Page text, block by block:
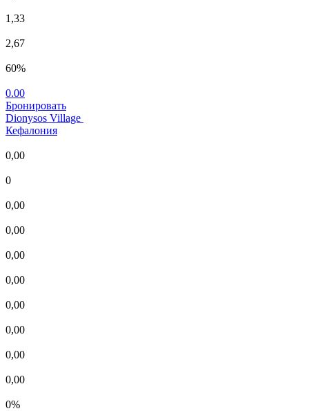
1,33
2,67
60%
0.00
Бронировать
Dionysos Village
Кефалония
0,00
0
0,00
0,00
0,00
0,00
0,00
0,00
0,00
0,00
0%